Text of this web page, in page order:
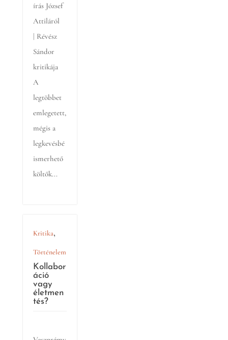
írás József
Attiláról
| Révész
Sándor
kritikája
A
legtöbbet
emlegetett,
mégis a
legkevésbé
ismerhető
költők...
Kritika,
Történelem
Kollabor
áció
vagy
életmen
tés?